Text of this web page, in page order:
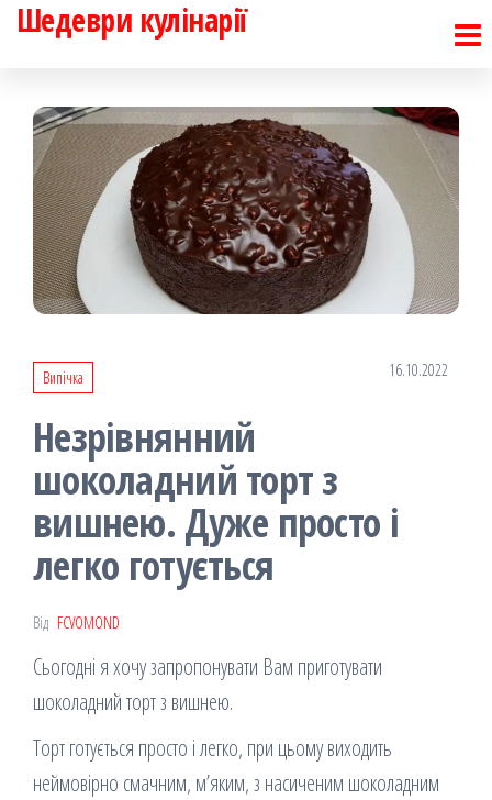
Перейти
Шедеври кулінарії
Випічка 16.10.2022
Незрівнянний
шоколадний торт з
вишнею. Дуже просто і
легко готується
Від FCVOMOND
Сьогодні я хочу запропонувати Вам приготувати
шоколадний торт з вишнею.
Торт готується просто і легко, при цьому виходить
неймовірно смачним, м’яким, з насиченим шоколадним